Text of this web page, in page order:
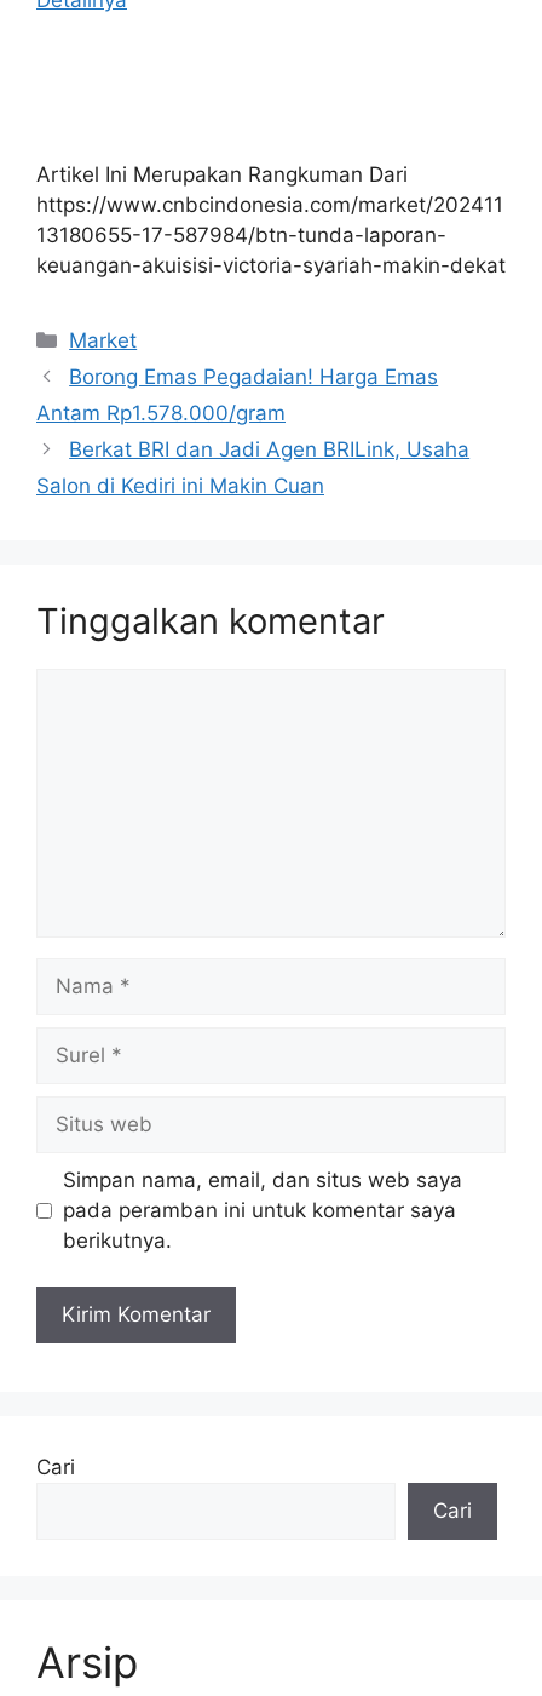
Artikel Ini Merupakan Rangkuman Dari
https://www.cnbcindonesia.com/market/202411
13180655-17-587984/btn-tunda-laporan-
keuangan-akuisisi-victoria-syariah-makin-dekat
Kategori
Market
Borong Emas Pegadaian! Harga Emas
Antam Rp1.578.000/gram
Berkat BRI dan Jadi Agen BRILink, Usaha
Salon di Kediri ini Makin Cuan
Tinggalkan komentar
web
Simpan nama, email, dan situs web saya
pada peramban ini untuk komentar saya
berikutnya.
Cari
Cari
Arsip